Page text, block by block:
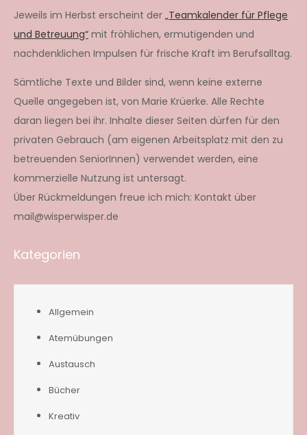
Jeweils im Herbst erscheint der „Teamkalender für Pflege
und Betreuung“ mit fröhlichen, ermutigenden und
nachdenklichen Impulsen für frische Kraft im Berufsalltag.
Sämtliche Texte und Bilder sind, wenn keine externe
Quelle angegeben ist, von Marie Krüerke. Alle Rechte
daran liegen bei ihr. Inhalte dieser Seiten dürfen für den
privaten Gebrauch (am eigenen Arbeitsplatz mit den zu
betreuenden SeniorInnen) verwendet werden, eine
kommerzielle Nutzung ist untersagt.
Über Rückmeldungen freue ich mich: Kontakt über
mail@wisperwisper.de
Kategorien
Allgemein
Atemübungen
Austausch
Bücher
Kreativ